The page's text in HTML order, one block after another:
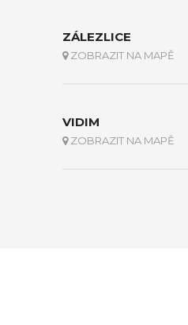
ZÁLEZLICE
ZOBRAZIT NA MAPĚ
VIDIM
ZOBRAZIT NA MAPĚ